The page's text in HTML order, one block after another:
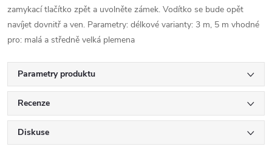
zamykací tlačítko zpět a uvolněte zámek. Vodítko se bude opět
navíjet dovnitř a ven. Parametry: délkové varianty: 3 m, 5 m vhodné
pro: malá a středně velká plemena
Parametry produktu
Recenze
Diskuse